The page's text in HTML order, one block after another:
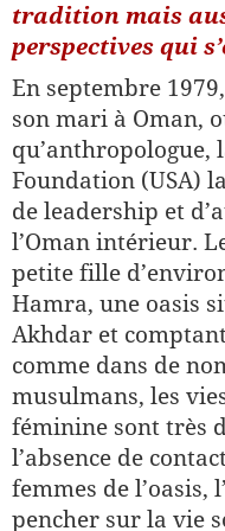
tradition mais
perspectives qui
En septembre
son mari à Oman,
qu’anthropologue,
Foundation (USA)
de leadership et
l’Oman intérieur.
petite fille
Hamra, une oasis
Akhdar et
comme dans de
musulmans, les
féminine sont très
l’absence de
femmes de l’oasis,
pencher sur la vie